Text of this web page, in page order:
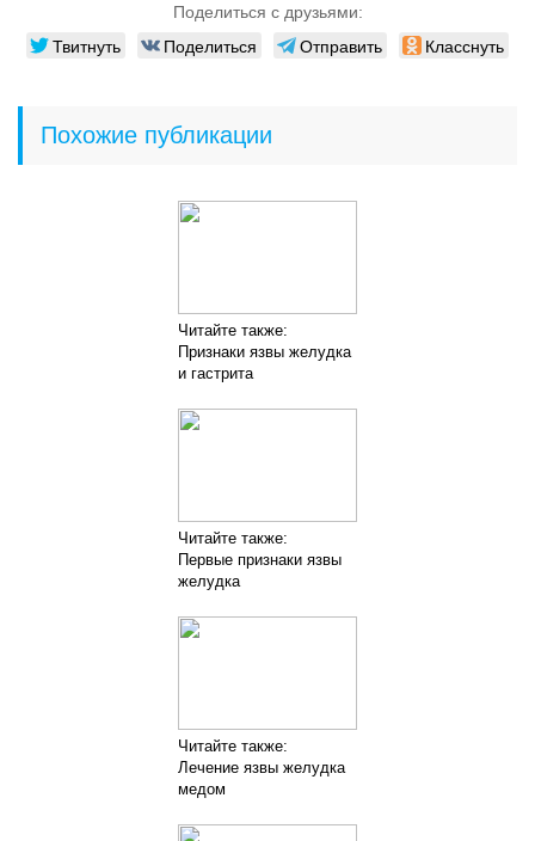
Поделиться с друзьями:
Твитнуть Поделиться Отправить Класснуть
Похожие публикации
Читайте также:
Признаки язвы желудка
и гастрита
Читайте также:
Первые признаки язвы
желудка
Читайте также:
Лечение язвы желудка
медом